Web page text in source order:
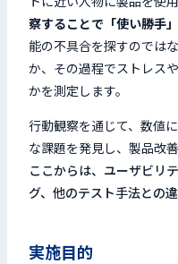
察することで「使い勝手
能の不具合を探すのでは
か、その過程でストレス
かを測定します。
行動観察を通じて、数値
な課題を発見し、製品改
ここからは、ユーザビリ
グ、他のテスト手法との
実施目的